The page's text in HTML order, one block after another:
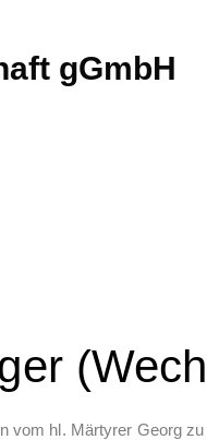
gGmbH
vom hl. Märtyrer Georg